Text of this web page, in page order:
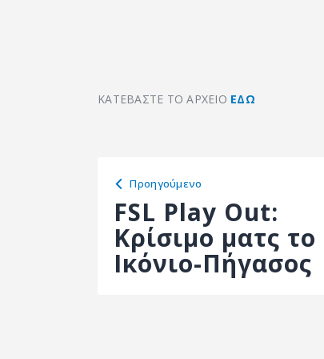
ΚΑΤΕΒΑΣΤΕ ΤΟ ΑΡΧΕΙΟ ΕΔΩ
Προηγούμενο
FSL Play Out:
Κρίσιμο ματς το
Ικόνιο-Πήγασος